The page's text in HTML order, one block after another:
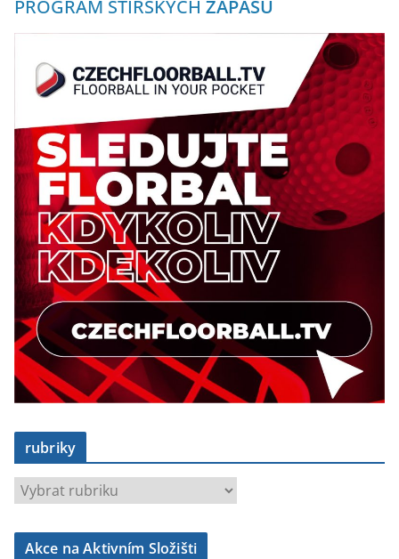
PROGRAM ŠTÍRSKÝCH ZÁPASŮ
rubriky
u
b
Akce na Aktivním Složišti